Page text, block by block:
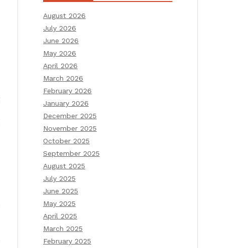
August 2026
July 2026
June 2026
May 2026
April 2026
March 2026
February 2026
January 2026
December 2025
November 2025
October 2025
September 2025
August 2025
July 2025
June 2025
May 2025
April 2025
March 2025
February 2025